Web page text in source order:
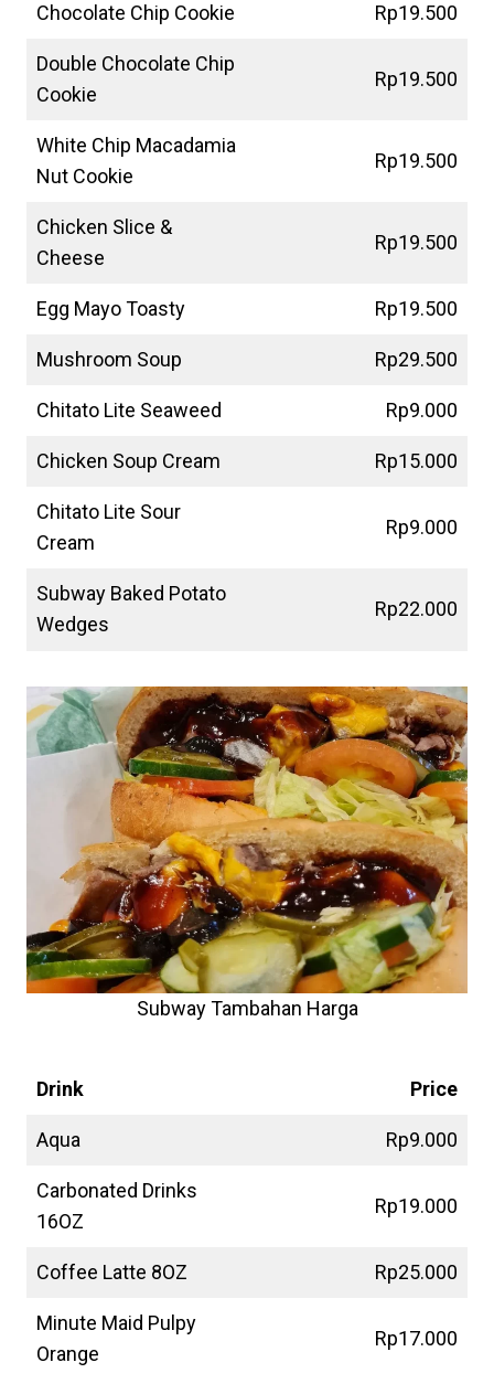
Chocolate Chip Cookie Rp19.500
Double Chocolate Chip
Cookie
Rp19.500
White Chip Macadamia
Nut Cookie
Rp19.500
Chicken Slice &
Cheese
Rp19.500
Egg Mayo Toasty Rp19.500
Mushroom Soup Rp29.500
Chitato Lite Seaweed Rp9.000
Chicken Soup Cream Rp15.000
Chitato Lite Sour
Cream
Rp9.000
Subway Baked Potato
Wedges
Rp22.000
Subway Tambahan Harga
Drink Price
Aqua Rp9.000
Carbonated Drinks
16OZ
Rp19.000
Coffee Latte 8OZ Rp25.000
Minute Maid Pulpy
Orange
Rp17.000